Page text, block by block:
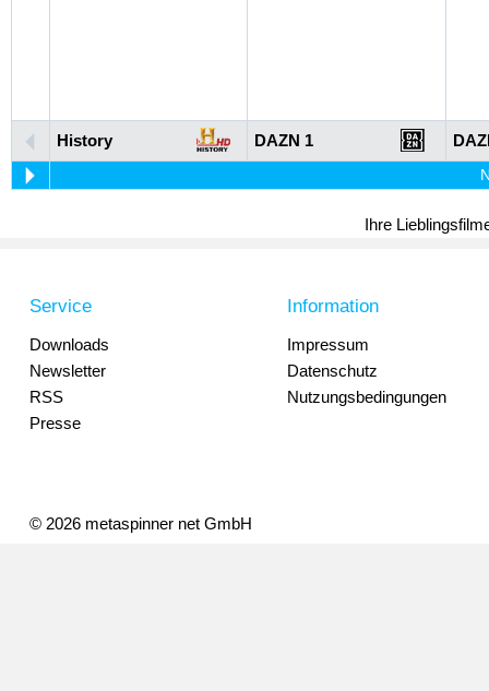
History DAZN 1
Ihre
Service
Downloads
Newsletter
RSS
Presse
Information
Impressum
Datenschutz
Nutzungsbedingungen
© 2026 metaspinner net GmbH